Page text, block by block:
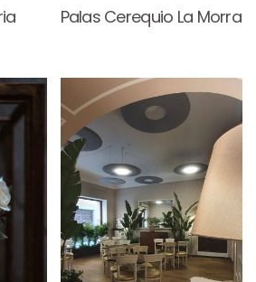
Palas Cerequio La Morra